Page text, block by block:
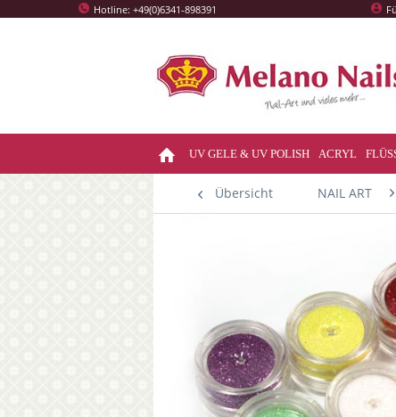
Hotline: +49(0)6341-898391
UV GELE & UV POLISH ACRYL
Übersicht NAIL ART